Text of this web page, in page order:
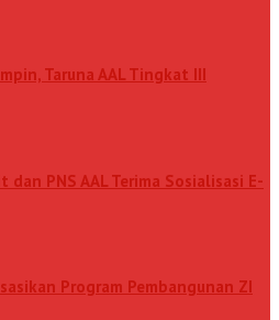
Taruna AAL Tingkat III
PNS AAL Terima Sosialisasi E-
Program Pembangunan ZI